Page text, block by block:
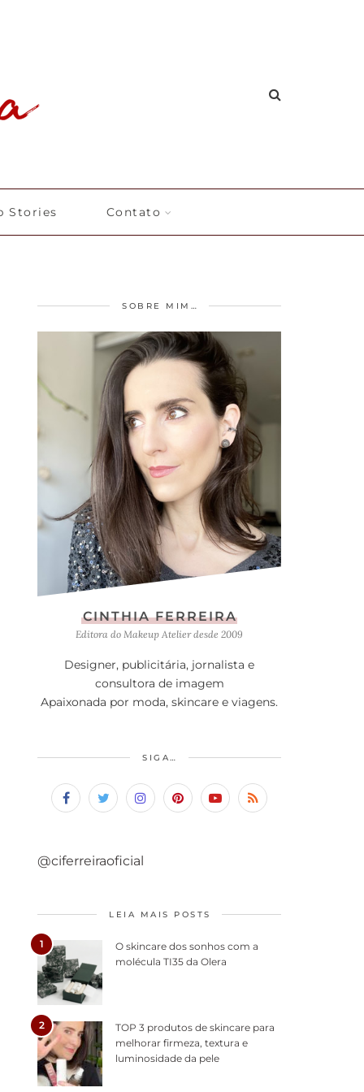
Stories Contato
SOBRE MIM…
CINTHIA FERREIRA
Editora do Makeup Atelier desde 2009
Designer, publicitária, jornalista e
consultora de imagem
Apaixonada por moda, skincare e viagens.
SIGA…
@ciferreiraoficial
LEIA MAIS POSTS
1
O skincare dos sonhos com a
molécula TI35 da Olera
2
TOP 3 produtos de skincare para
melhorar firmeza, textura e
luminosidade da pele